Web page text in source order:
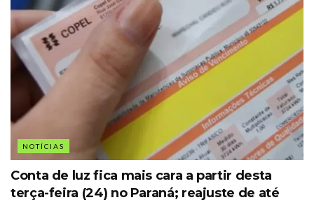
NOTÍCIAS
Conta de luz fica mais cara a partir desta
terça-feira (24) no Paraná; reajuste de até